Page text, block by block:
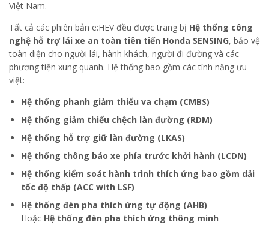
Việt Nam.
Tất cả các phiên bản e:HEV đều được trang bị Hệ thống công
nghệ hỗ trợ lái xe an toàn tiên tiến Honda SENSING, bảo vệ
toàn diện cho người lái, hành khách, người đi đường và các
phương tiện xung quanh. Hệ thống bao gồm các tính năng ưu
việt:
Hệ thống phanh giảm thiểu va chạm (CMBS)
Hệ thống giảm thiểu chệch làn đường (RDM)
Hệ thống hỗ trợ giữ làn đường (LKAS)
Hệ thống thông báo xe phía trước khởi hành (LCDN)
Hệ thống kiểm soát hành trình thích ứng bao gồm dải
tốc độ thấp (ACC with LSF)
Hệ thống đèn pha thích ứng tự động (AHB)
Hoặc Hệ thống đèn pha thích ứng thông minh